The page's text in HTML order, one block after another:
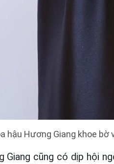
hậu Hương Giang khoe bờ
Giang cũng có dịp hội